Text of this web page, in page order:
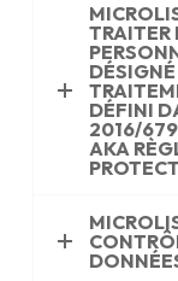
TRAITER
DÉFINI
2016/679
AKA